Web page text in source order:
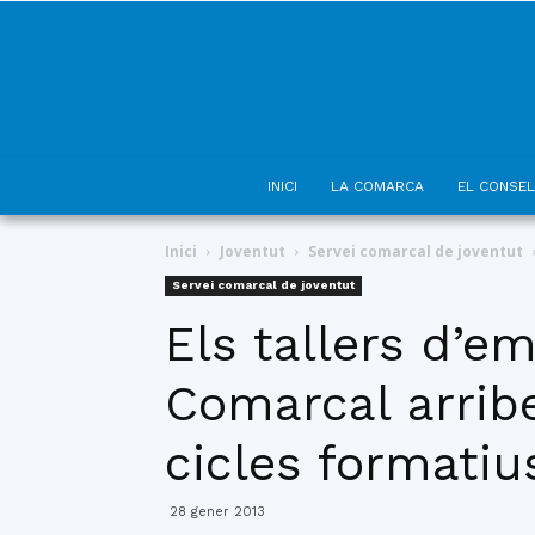
INICI LA COMARCA EL
Inici Joventut Servei comarcal de joventut
Servei comarcal de joventut
Els tallers
Comarcal
cicles
28 gener 2013